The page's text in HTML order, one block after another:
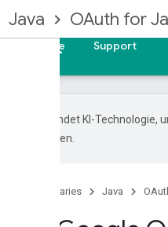
Java OAuth for
Beispiele Support
verwendet KI-
enthalten.
API Client Libraries Java